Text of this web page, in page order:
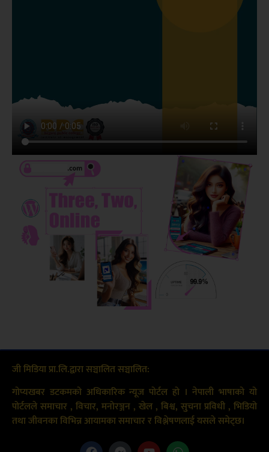
जी मिडिया प्रा.लि.द्वारा सञ्चालित सञ्चालित:
गोप्यखबर डटकमको अधिकारिक न्यूज पोर्टल हो । नेपाली भाषाको यो
पोर्टलले समाचार , विचार, मनोरञ्जन , खेल , बिश्व, सुचना प्रविधी , भिडियो
तथा जीवनका विभिन्न आयामका समाचार र विश्लेषणलाई यसले समेट्छ।